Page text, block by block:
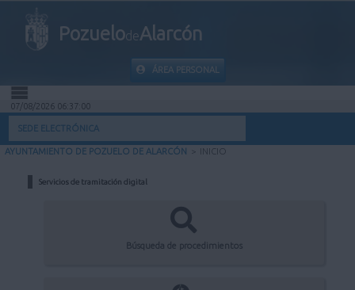
PozuelodeAlarcón
ÁREA PERSONAL
INICIO
INFORMACIÓN MUNICIPAL
07/08/2026 06:37:00
SEDE ELECTRÓNICA
AYUNTAMIENTO DE POZUELO DE ALARCÓN > INICIO
Servicios de tramitación digital
Búsqueda de procedimientos